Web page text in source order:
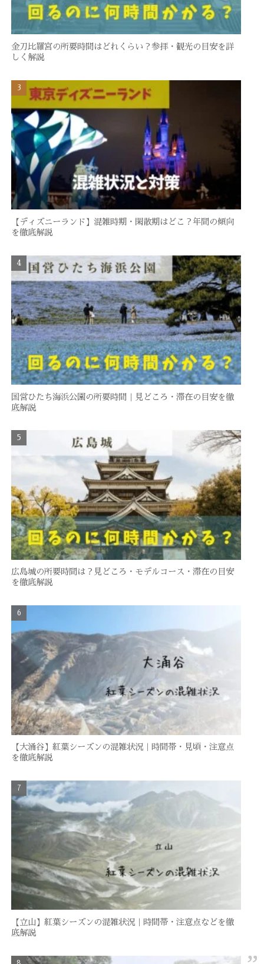
金刀比羅宮の所要時間はどれくらい？参拝・観光の目安を詳
しく解説
【ディズニーランド】混雑時期・閑散期はどこ？年間の傾向
を徹底解説
国営ひたち海浜公園の所要時間｜見どころ・滞在の目安を徹
底解説
広島城の所要時間は？見どころ・モデルコース・滞在の目安
を徹底解説
【大涌谷】紅葉シーズンの混雑状況｜時間帯・見頃・注意点
を徹底解説
【立山】紅葉シーズンの混雑状況｜時間帯・注意点などを徹
底解説